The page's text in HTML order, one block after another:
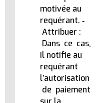
motivée au
requérant. ‐
Attribuer :
Dans ce cas,
il notifie au
requérant
l’autorisation
de paiement